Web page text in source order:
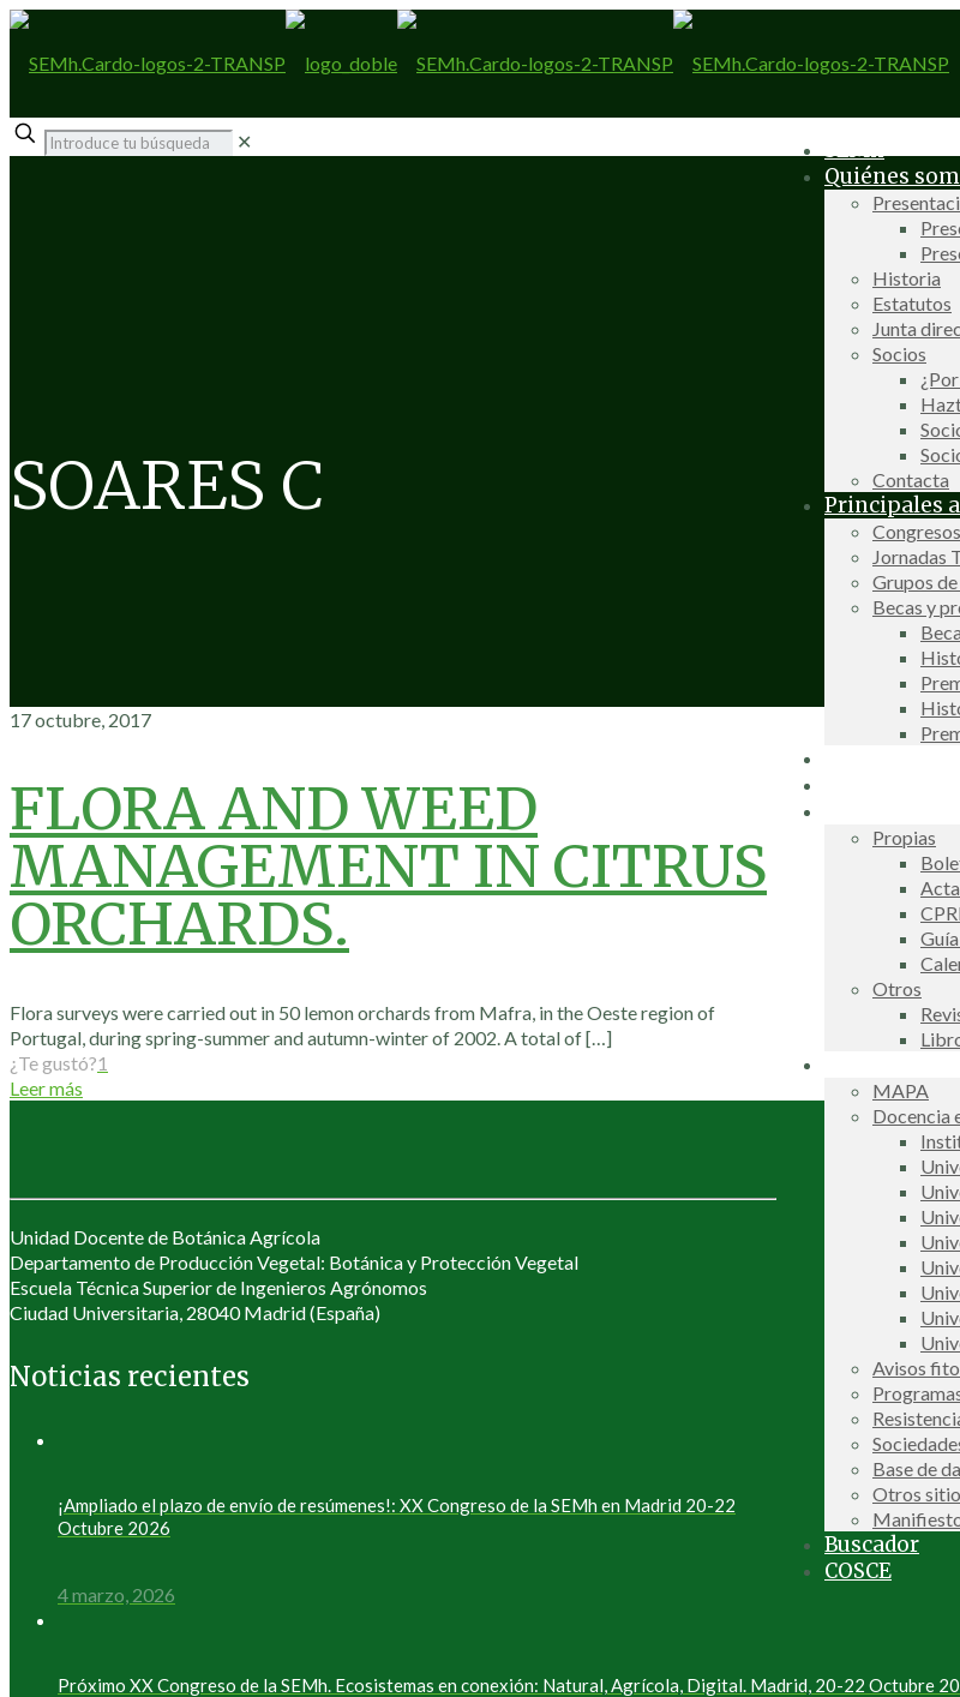
SEMh
Quiénes
Historia
Estatutos
Junta
Socios
Contacta
Principales
Jornadas
Grupos
Becas y
Propias
Otros
MAPA
Docencia
Avisos
Base de
Otros
Buscador
COSCE
✕
SOARES C
17 octubre, 2017
FLORA AND WEED
MANAGEMENT IN CITRUS
ORCHARDS.
Flora surveys were carried out in 50 lemon orchards from Mafra, in the Oeste region of
Portugal, during spring-summer and autumn-winter of 2002. A total of[…]
¿Te gustó?1
Leer más
Unidad Docente de Botánica Agrícola
Departamento de Producción Vegetal: Botánica y Protección Vegetal
Escuela Técnica Superior de Ingenieros Agrónomos
Ciudad Universitaria, 28040 Madrid (España)
Noticias recientes
¡Ampliado el plazo de envío de resúmenes!: XX Congreso de la SEMh en Madrid 20-22
Octubre 2026
4 marzo, 2026
Próximo XX Congreso de la SEMh. Ecosistemas en conexión: Natural, Agrícola, Digital. Madrid, 20-22 Octubre